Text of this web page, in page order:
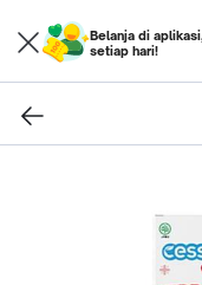
Belanja di
setiap hari!